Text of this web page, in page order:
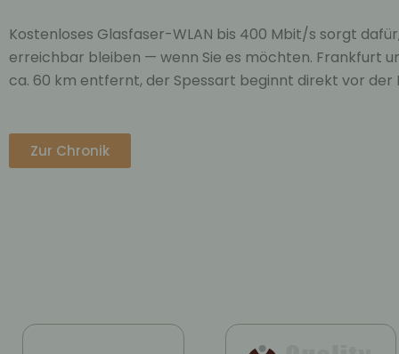
Kostenloses Glasfaser-WLAN bis 400 Mbit/s sorgt
erreichbar bleiben — wenn Sie es möchten. Frankfurt
ca. 60 km entfernt, der Spessart beginnt direkt vor der
Zur Chronik